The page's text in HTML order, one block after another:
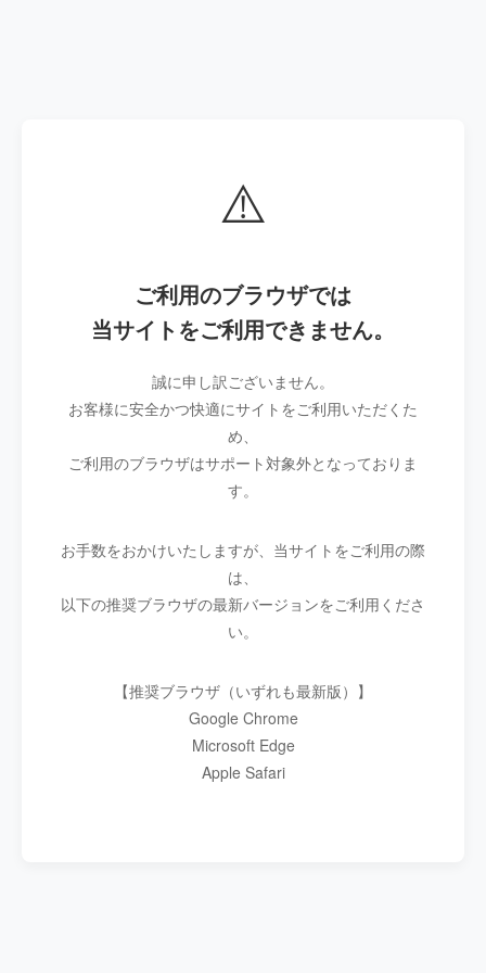
⚠️
ご利用のブラウザでは
当サイトをご利用できません。
誠に申し訳ございません。
お客様に安全かつ快適にサイトをご利用いただくた
め、
ご利用のブラウザはサポート対象外となっておりま
す。
お手数をおかけいたしますが、当サイトをご利用の際
は、
以下の推奨ブラウザの最新バージョンをご利用くださ
い。
【推奨ブラウザ（いずれも最新版）】
Google Chrome
Microsoft Edge
Apple Safari